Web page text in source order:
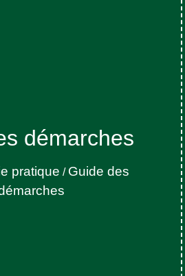
démarches
pratique / Guide des